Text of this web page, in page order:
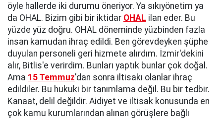
öyle hallerde iki durumu öneriyor. Ya sıkıyönetim ya
da OHAL. Bizim gibi bir iktidar OHAL ilan eder. Bu
yüzde yüz doğru. OHAL döneminde yüzbinden fazla
insan kamudan ihraç edildi. Ben görevdeyken şüphe
duyulan personeli geri hizmete alırdım. İzmir'dekini
alır, Bitlis'e verirdim. Bunları yaptık bunlar çok doğal.
Ama 15 Temmuz'dan sonra iltisakı olanlar ihraç
edildiler. Bu hukuki bir tanımlama değil. Bu bir tedbir.
Kanaat, delil değildir. Aidiyet ve iltisak konusunda en
çok kamu kurumlarından alınan görüşlere bağlı